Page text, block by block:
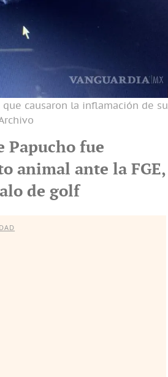
causaron la inflamación de su
Papucho fue
animal ante la FGE,
de golf